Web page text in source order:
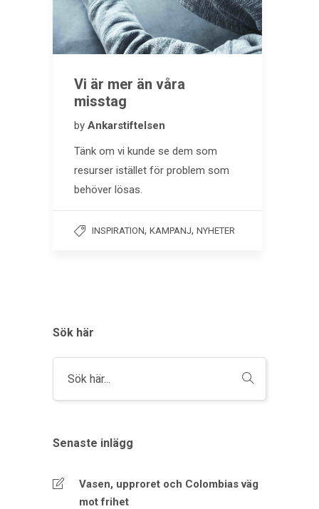
Vi är mer än våra
misstag
by Ankarstiftelsen
Tänk om vi kunde se dem som
resurser istället för problem som
behöver lösas.
INSPIRATION, KAMPANJ, NYHETER
Sök här
Senaste inlägg
Vasen, upproret och Colombias väg
mot frihet